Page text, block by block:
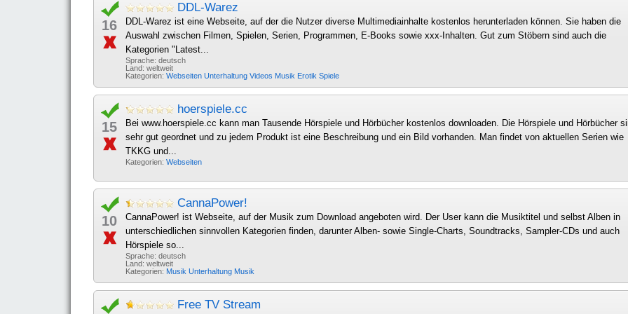
16
DDL-Warez
DDL-Warez ist eine Webseite, auf der die Nutzer diverse Multimediainhalte kostenlos herunterladen können. Sie haben die
Auswahl zwischen Filmen, Spielen, Serien, Programmen, E-Books sowie xxx-Inhalten. Gut zum Stöbern sind auch die
Kategorien "Latest...
Sprache: deutsch
Land: weltweit
Kategorien: Webseiten Unterhaltung Videos Musik Erotik Spiele
15
hoerspiele.cc
Bei www.hoerspiele.cc kann man Tausende Hörspiele und Hörbücher kostenlos downloaden. Die Hörspiele und Hörbücher
sehr gut geordnet und zu jedem Produkt ist eine Beschreibung und ein Bild vorhanden. Man findet von aktuellen Serien wie
TKKG und...
Kategorien: Webseiten
10
CannaPower!
CannaPower! ist Webseite, auf der Musik zum Download angeboten wird. Der User kann die Musiktitel und selbst Alben in
unterschiedlichen sinnvollen Kategorien finden, darunter Alben- sowie Single-Charts, Soundtracks, Sampler-CDs und auch
Hörspiele so...
Sprache: deutsch
Land: weltweit
Kategorien: Musik Unterhaltung Musik
Free TV Stream